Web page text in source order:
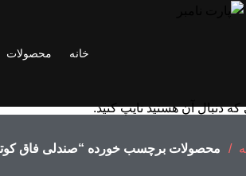
خانه محصولات
محصولات برچسب خورده “صندلی فاق
دنبال آن هستید تایپ کنید.